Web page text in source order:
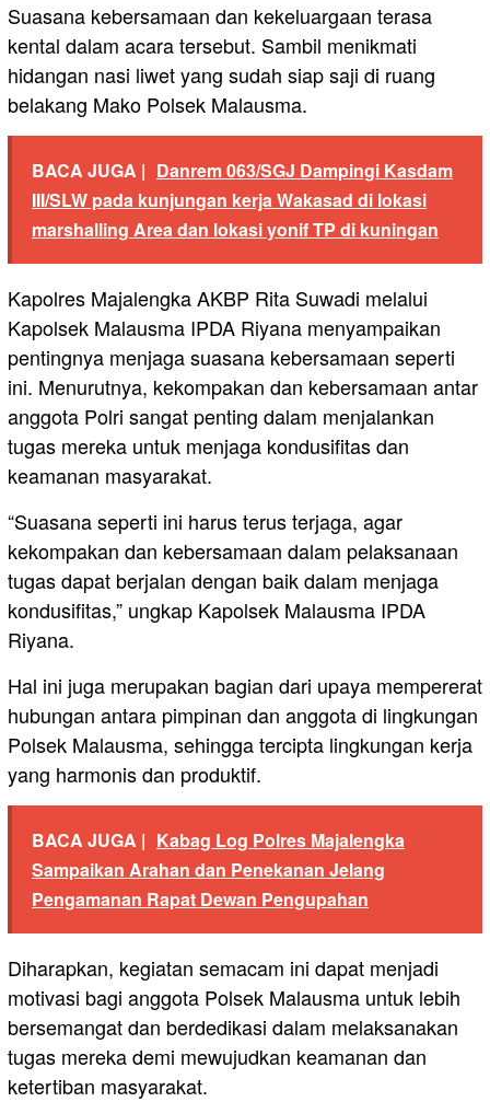
Suasana kebersamaan dan kekeluargaan terasa
kental dalam acara tersebut. Sambil menikmati
hidangan nasi liwet yang sudah siap saji di ruang
belakang Mako Polsek Malausma.
BACA JUGA | Danrem 063/SGJ Dampingi Kasdam
III/SLW pada kunjungan kerja Wakasad di lokasi
marshalling Area dan lokasi yonif TP di kuningan
Kapolres Majalengka AKBP Rita Suwadi melalui
Kapolsek Malausma IPDA Riyana menyampaikan
pentingnya menjaga suasana kebersamaan seperti
ini. Menurutnya, kekompakan dan kebersamaan antar
anggota Polri sangat penting dalam menjalankan
tugas mereka untuk menjaga kondusifitas dan
keamanan masyarakat.
“Suasana seperti ini harus terus terjaga, agar
kekompakan dan kebersamaan dalam pelaksanaan
tugas dapat berjalan dengan baik dalam menjaga
kondusifitas,” ungkap Kapolsek Malausma IPDA
Riyana.
Hal ini juga merupakan bagian dari upaya mempererat
hubungan antara pimpinan dan anggota di lingkungan
Polsek Malausma, sehingga tercipta lingkungan kerja
yang harmonis dan produktif.
BACA JUGA | Kabag Log Polres Majalengka
Sampaikan Arahan dan Penekanan Jelang
Pengamanan Rapat Dewan Pengupahan
Diharapkan, kegiatan semacam ini dapat menjadi
motivasi bagi anggota Polsek Malausma untuk lebih
bersemangat dan berdedikasi dalam melaksanakan
tugas mereka demi mewujudkan keamanan dan
ketertiban masyarakat.